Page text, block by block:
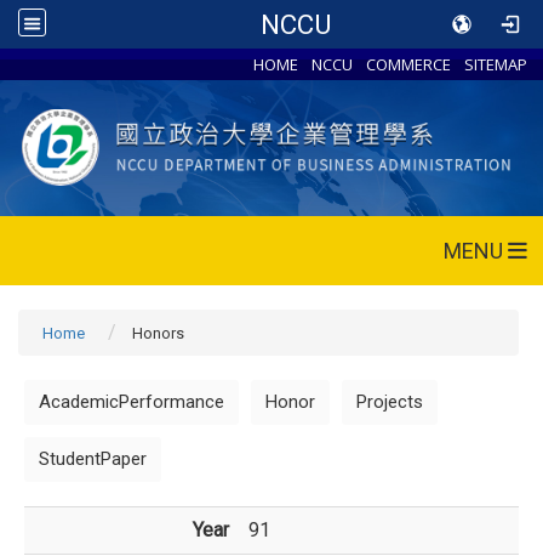
NCCU
HOME NCCU COMMERCE SITEMAP
MENU
Home Honors
AcademicPerformance Honor Projects
StudentPaper
Year 91